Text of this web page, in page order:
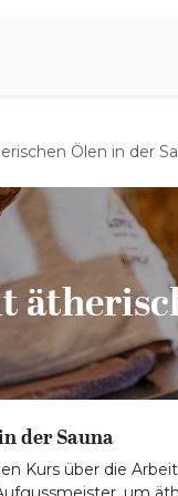
Ölen in der
der Sauna
Kurs über die